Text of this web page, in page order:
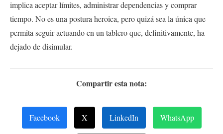
implica aceptar límites, administrar dependencias y comprar
tiempo. No es una postura heroica, pero quizá sea la única que
permita seguir actuando en un tablero que, definitivamente, ha
dejado de disimular.
Compartir esta nota:
Facebook X LinkedIn WhatsApp